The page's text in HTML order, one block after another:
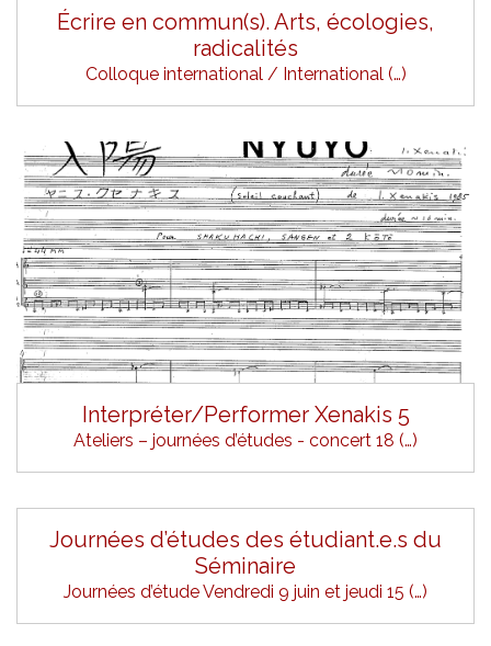
Écrire en commun(s). Arts, écologies,
radicalités
Colloque international / International (…)
Interpréter/Performer Xenakis 5
Ateliers – journées d’études - concert 18 (…)
Journées d’études des étudiant.e.s du
Séminaire
Journées d’étude Vendredi 9 juin et jeudi 15 (…)